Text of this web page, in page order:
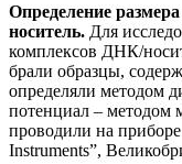
Определение
носитель. Для
комплексов ДНК/
брали образцы,
определяли методом
потенциал ‒ методом
проводили на
Instruments”,